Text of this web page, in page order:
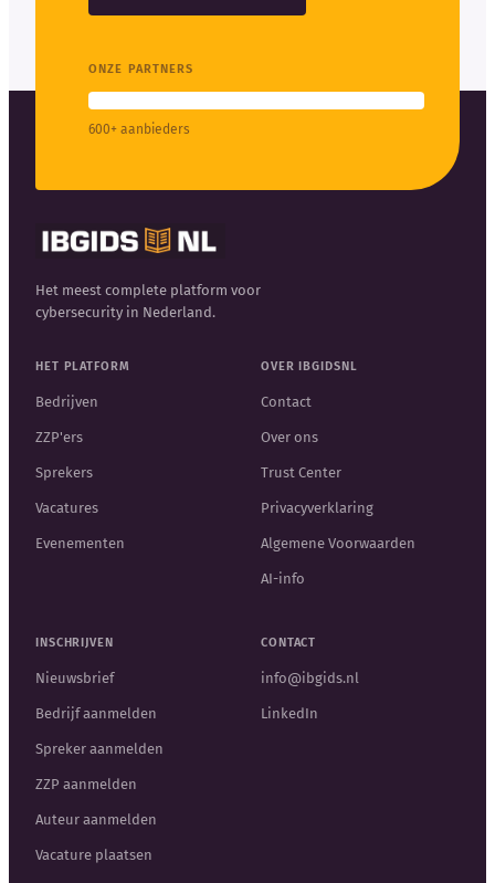
ONZE PARTNERS
600+ aanbieders
Het meest complete platform voor
cybersecurity in Nederland.
HET PLATFORM
Bedrijven
ZZP'ers
Sprekers
Vacatures
Evenementen
OVER IBGIDSNL
Contact
Over ons
Trust Center
Privacyverklaring
Algemene Voorwaarden
AI-info
INSCHRIJVEN
Nieuwsbrief
Bedrijf aanmelden
Spreker aanmelden
ZZP aanmelden
Auteur aanmelden
Vacature plaatsen
CONTACT
info@ibgids.nl
LinkedIn